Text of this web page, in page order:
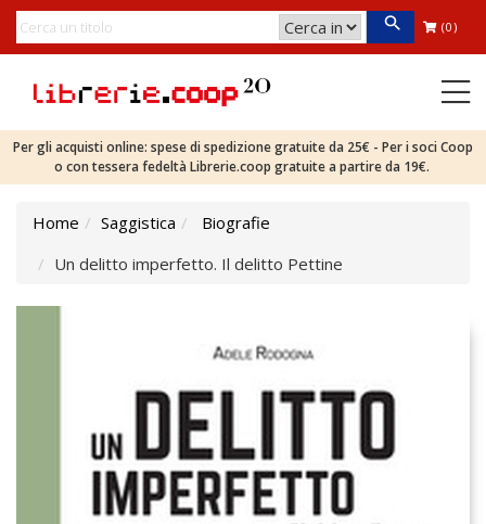
(0)
Per gli acquisti online: spese di spedizione gratuite da 25€ - Per i soci Coop
o con tessera fedeltà Librerie.coop gratuite a partire da 19€.
Home Saggistica
Biografie
Un delitto imperfetto. Il delitto Pettine